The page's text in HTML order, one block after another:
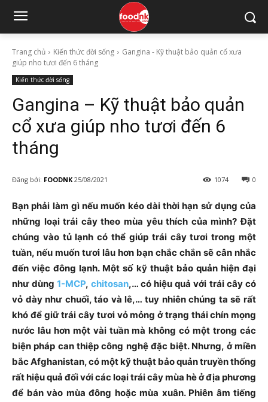
Trang chủ Kiến thức đời sống
Gangina - Kỹ thuật bảo quản cổ xưa
giúp nho tươi đến 6 tháng
Kiến thức đời sống
Gangina – Kỹ thuật bảo quản
cổ xưa giúp nho tươi đến 6
tháng
Đăng bởi: FOODNK 25/08/2021 0
1074
Bạn phải làm gì nếu muốn kéo dài thời hạn sử dụng của
những loại trái cây theo mùa yêu thích của mình? Đặt
chúng vào tủ lạnh có thể giúp trái cây tươi trong một
tuần, nếu muốn tươi lâu hơn bạn chắc chắn sẽ cân nhắc
đến việc đông lạnh. Một số kỹ thuật bảo quản hiện đại
như dùng1-MCP, chitosan,… có hiệu quả với trái cây có
vỏ dày như chuối, táo và lê,… tuy nhiên chúng ta sẽ rất
khó để giữ trái cây tươi vỏ mỏng ở trạng thái chín mọng
nước lâu hơn một vài tuần mà không có một trong các
biện pháp can thiệp công nghệ đặc biệt. Nhưng, ở miền
bắc Afghanistan, có một kỹ thuật bảo quản truyền thống
rất hiệu quả đối với các loại trái cây mùa hè ở địa phương
để bán vào mùa đông hoặc mùa xuân. Phiên âm tiếng